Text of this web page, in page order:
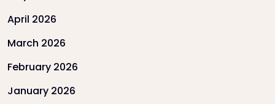
April 2026
March 2026
February 2026
January 2026